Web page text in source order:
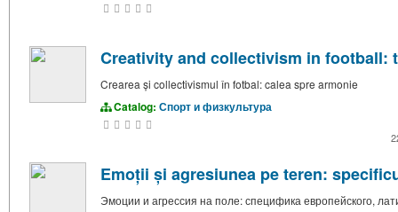
Creativity and collectivism in football:
Crearea și collectivismul în fotbal: calea spre armonie
Catalog: Спорт и физкультура
Emoții și agresiunea pe teren:
Эмоции и агрессия на поле: специфика европейского,